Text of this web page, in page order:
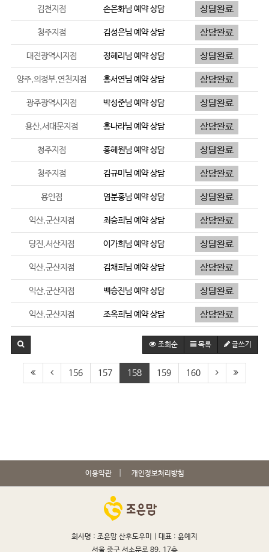
김천지점 손은화님 예약 상담
청주지점 김성은님 예약 상담
대전광역시지점 정혜리 님 예약 상담
양주,의정부,연천지점 홍서연님 예약 상담
광주광역시지점 박성준님 예약 상담
용산,서대문지점 홍나라님 예약 상담
청주지점 홍혜원님 예약 상담
청주지점 김규미 님 예약 상담
용인점 염분홍님 예약 상담
익산,군산지점 최승희님 예약 상담
당진,서산지점 이가희님 예약 상담
익산,군산지점 김채희님 예약 상담
익산,군산지점 백승진님 예약 상담
익산,군산지점 조옥희님 예약 상담
조회순 목록 글쓰기
156 157 158 159 160
이용약관 개인정보처리방침
회사명 : 조은맘 산후도우미 | 대표 : 윤예지
서울 중구 서소문로 89, 17층